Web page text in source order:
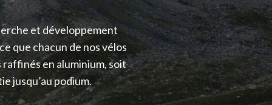
et développement
que chacun de nos vélos
raffinés en aluminium, soit
jusqu’au podium.